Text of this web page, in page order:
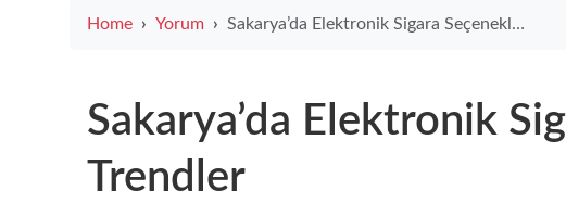
Home Yorum Sakarya’da Elektronik Sigara Seçenekleri ve Trendler
Sakarya’da Elektronik
Trendler